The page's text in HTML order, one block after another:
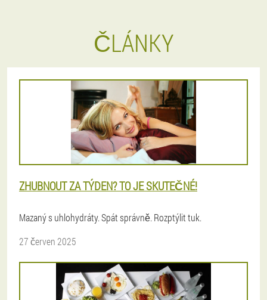
ČLÁNKY
ZHUBNOUT ZA TÝDEN? TO JE SKUTEČNÉ!
Mazaný s uhlohydráty. Spát správně. Rozptýlit tuk.
27 červen 2025